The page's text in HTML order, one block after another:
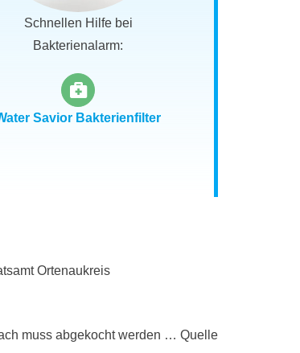
Schnellen Hilfe bei
Bakterienalarm:
Savior Bakterienfilter
Ortenaukreis
muss abgekocht werden … Quelle